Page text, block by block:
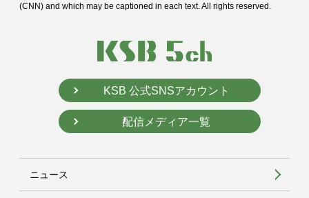
(CNN) and which may be captioned in each text. All rights reserved.
KSB 公式SNSアカウント
配信メディア一覧
ニュース